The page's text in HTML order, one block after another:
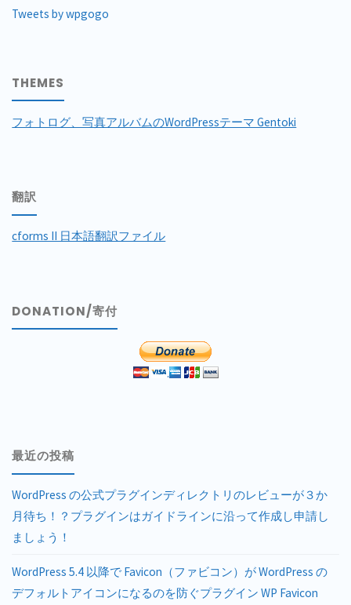
Tweets by wpgogo
THEMES
フォトログ、写真アルバムのWordPressテーマ Gentoki
翻訳
cforms II 日本語翻訳ファイル
DONATION/寄付
最近の投稿
WordPress の公式プラグインディレクトリのレビューが３か
月待ち！？プラグインはガイドラインに沿って作成し申請し
ましょう！
WordPress 5.4 以降で Favicon（ファビコン）が WordPress の
デフォルトアイコンになるのを防ぐプラグイン WP Favicon